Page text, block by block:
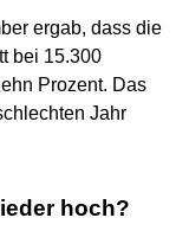
ergab, dass die
bei 15.300
Prozent. Das
Jahr
hoch?